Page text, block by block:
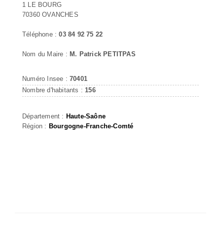
1 LE BOURG
70360 OVANCHES
Téléphone :03 84 92 75 22
Nom du Maire : M. Patrick PETITPAS
Numéro Insee : 70401
Nombre d'habitants : 156
Département : Haute-Saône
Région : Bourgogne-Franche-Comté